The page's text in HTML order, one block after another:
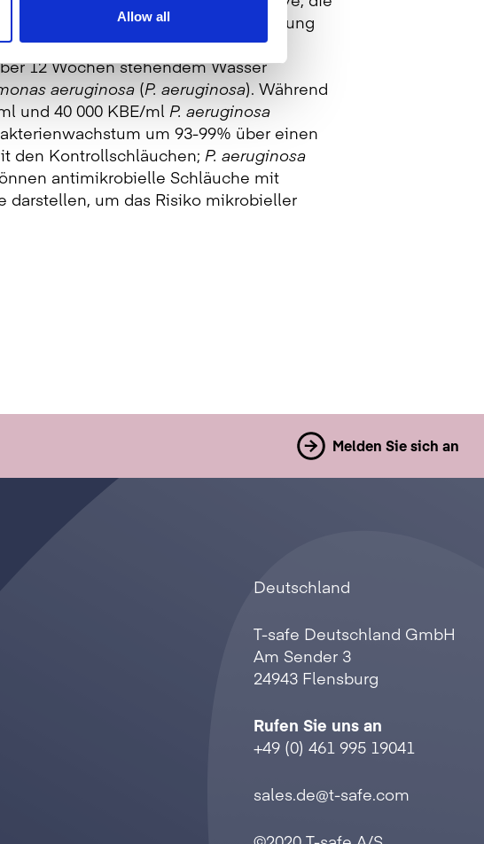
Allow all
Eine Laborstudie unter der Leitung
Schläuche mit
12 Wochen stehendem Wasser
aeruginosa (P. aeruginosa). Während
und 40 000 KBE/ml P. aeruginosa
um 93-99% über einen
den Kontrollschläuchen; P. aeruginosa
antimikrobielle Schläuche mit
um das Risiko mikrobieller
Melden Sie sich an
Deutschland
T-safe Deutschland GmbH
Am Sender 3
24943 Flensburg
Rufen Sie uns an
+49 (0) 461 995 19041
sales.de@t-safe.com